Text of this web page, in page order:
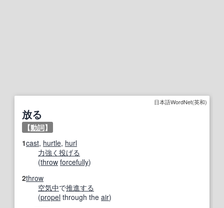
日本語WordNet(英和)
放る
【動詞】
1cast, hurtle, hurl
力強く 投げる
(throw forcefully)
2throw
空気中で推進する
(propel through the air)